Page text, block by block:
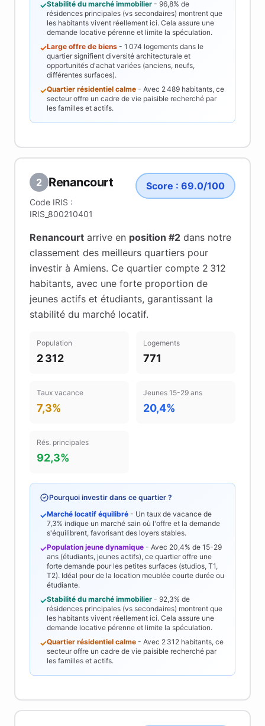
✓Stabilité du marché immobilier - 96,8% de
résidences principales (vs secondaires) montrent que
les habitants vivent réellement ici. Cela assure une
demande locative pérenne et limite la spéculation.
✓Large offre de biens - 1 074 logements dans le
quartier signifient diversité architecturale et
opportunités d'achat variées (anciens, neufs,
différentes surfaces).
✓Quartier résidentiel calme - Avec 2 489 habitants, ce
secteur offre un cadre de vie paisible recherché par
les familles et actifs.
2 Renancourt
Code IRIS :
IRIS_800210401
Score : 69.0/100
Renancourt arrive en position #2 dans notre
classement des meilleurs quartiers pour
investir à Amiens. Ce quartier compte 2 312
habitants, avec une forte proportion de
jeunes actifs et étudiants, garantissant la
stabilité du marché locatif.
Population
2 312
Logements
771
Taux vacance
7,3%
Jeunes 15-29 ans
20,4%
Rés. principales
92,3%
Pourquoi investir dans ce quartier ?
✓Marché locatif équilibré - Un taux de vacance de
7,3% indique un marché sain où l'offre et la demande
s'équilibrent, favorisant des loyers stables.
✓Population jeune dynamique - Avec 20,4% de 15-29
ans (étudiants, jeunes actifs), ce quartier offre une
forte demande pour les petites surfaces (studios, T1,
T2). Idéal pour de la location meublée courte durée ou
étudiante.
✓Stabilité du marché immobilier - 92,3% de
résidences principales (vs secondaires) montrent que
les habitants vivent réellement ici. Cela assure une
demande locative pérenne et limite la spéculation.
✓Quartier résidentiel calme - Avec 2 312 habitants, ce
secteur offre un cadre de vie paisible recherché par
les familles et actifs.